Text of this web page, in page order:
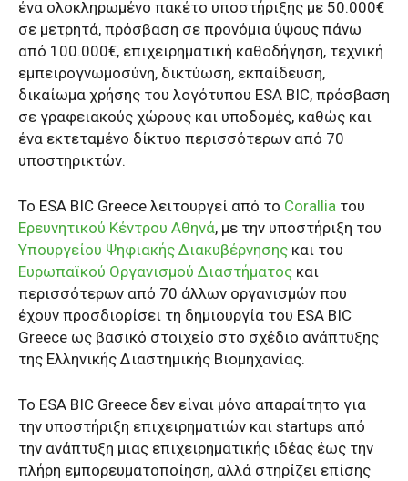
ένα ολοκληρωμένο πακέτο υποστήριξης με 50.000€
σε μετρητά, πρόσβαση σε προνόμια ύψους πάνω
από 100.000€, επιχειρηματική καθοδήγηση, τεχνική
εμπειρογνωμοσύνη, δικτύωση, εκπαίδευση,
δικαίωμα χρήσης του λογότυπου ESA BIC, πρόσβαση
σε γραφειακούς χώρους και υποδομές, καθώς και
ένα εκτεταμένο δίκτυο περισσότερων από 70
υποστηρικτών.
Το ESA BIC Greece λειτουργεί από το Corallia του
Ερευνητικού Κέντρου Αθηνά, με την υποστήριξη του
Υπουργείου Ψηφιακής Διακυβέρνησης και του
Ευρωπαϊκού Οργανισμού Διαστήματος και
περισσότερων από 70 άλλων οργανισμών που
έχουν προσδιορίσει τη δημιουργία του ESA BIC
Greece ως βασικό στοιχείο στο σχέδιο ανάπτυξης
της Ελληνικής Διαστημικής Βιομηχανίας.
Το ESA BIC Greece δεν είναι μόνο απαραίτητο για
την υποστήριξη επιχειρηματιών και startups από
την ανάπτυξη μιας επιχειρηματικής ιδέας έως την
πλήρη εμπορευματοποίηση, αλλά στηρίζει επίσης